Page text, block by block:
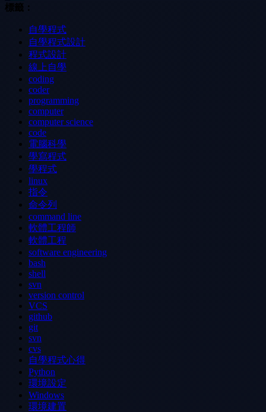
標籤：
自學程式
自學程式設計
程式設計
線上自學
coding
coder
programming
computer
computer science
code
電腦科學
學寫程式
學程式
linux
指令
命令列
command line
軟體工程師
軟體工程
software engineering
bash
shell
svn
version control
VCS
github
git
svn
cvs
自學程式心得
Python
環境設定
Windows
環境建置